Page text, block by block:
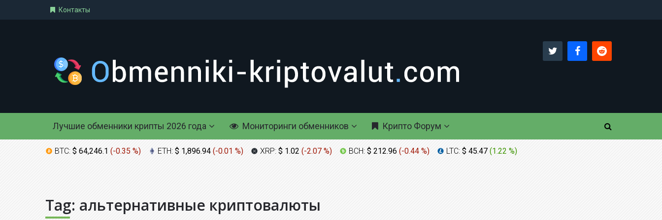
Контакты
Лучшие обменники крипты 2026 года Мониторинги обменников Крипто Форум
BTC: $ 64,246.1 (-0.35 %) ETH: $ 1,896.94 (-0.01 %) XRP: $ 1.02 (-2.07 %) BCH: $ 212.96 (-0.44 %) LTC: $ 45.47 (1.22 %)
Tag: альтернативные криптовалюты